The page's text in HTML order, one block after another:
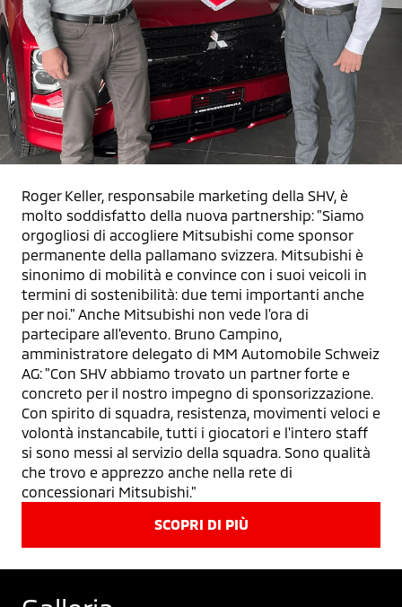
Roger Keller, responsabile marketing della SHV, è
molto soddisfatto della nuova partnership: "Siamo
orgogliosi di accogliere Mitsubishi come sponsor
permanente della pallamano svizzera. Mitsubishi è
sinonimo di mobilità e convince con i suoi veicoli in
termini di sostenibilità: due temi importanti anche
per noi." Anche Mitsubishi non vede l'ora di
partecipare all'evento. Bruno Campino,
amministratore delegato di MM Automobile Schweiz
AG: "Con SHV abbiamo trovato un partner forte e
concreto per il nostro impegno di sponsorizzazione.
Con spirito di squadra, resistenza, movimenti veloci e
volontà instancabile, tutti i giocatori e l'intero staff
si sono messi al servizio della squadra. Sono qualità
che trovo e apprezzo anche nella rete di
concessionari Mitsubishi."
SCOPRI DI PIÙ